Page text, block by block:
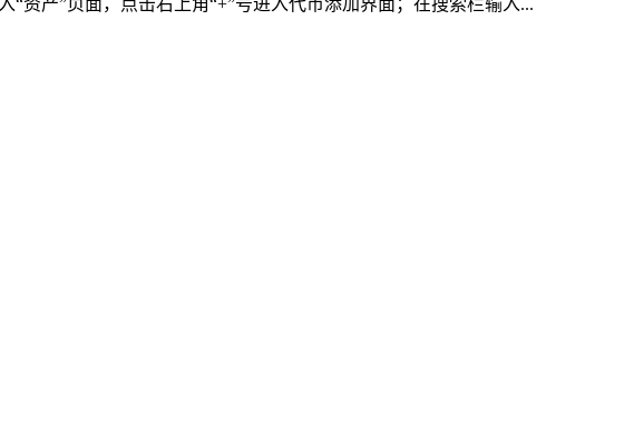
资产”页面，点击右上角“+”号进入代币添加界面；在搜索栏输入...